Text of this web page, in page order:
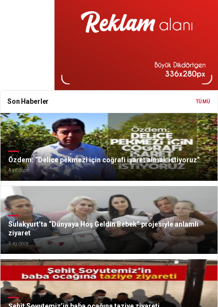
Son Haberler TÜMÜ
Özdem: “Delice pekmezi için coğrafi işaret almak istiyoruz”
4 yıl önce
Sulakyurt’ta “Dünyaya Hoş Geldin Bebek” projesiyle anlamlı
ziyaret
6 ay önce